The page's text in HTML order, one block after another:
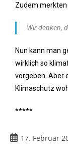
Zudem
Wir denken,
Nun kann man
wirklich so
vorgeben. Aber
Klimaschutz
*****
17. Februar